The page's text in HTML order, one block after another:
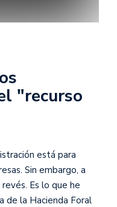
"recurso
está para
Sin embargo, a
Es lo que he
de la Hacienda Foral